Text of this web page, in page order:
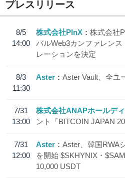
プレスリリース
8/5
14:00
株式会社PlnX
株式会社
バルWeb3カンファレン
レーションを決定
8/3
11:30
Aster Aster Vault、全ユ
7/31
13:00
株式会社ANAPホールデ
ント「BITCOIN JAPAN
7/31
12:00
Aster
Aster、韓国RWA
を開始 $SKHYNIX・
10,000 USDT